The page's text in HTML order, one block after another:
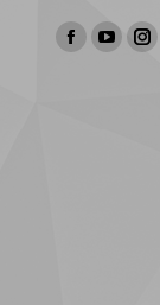
Find us on:
Facebook
YouTube